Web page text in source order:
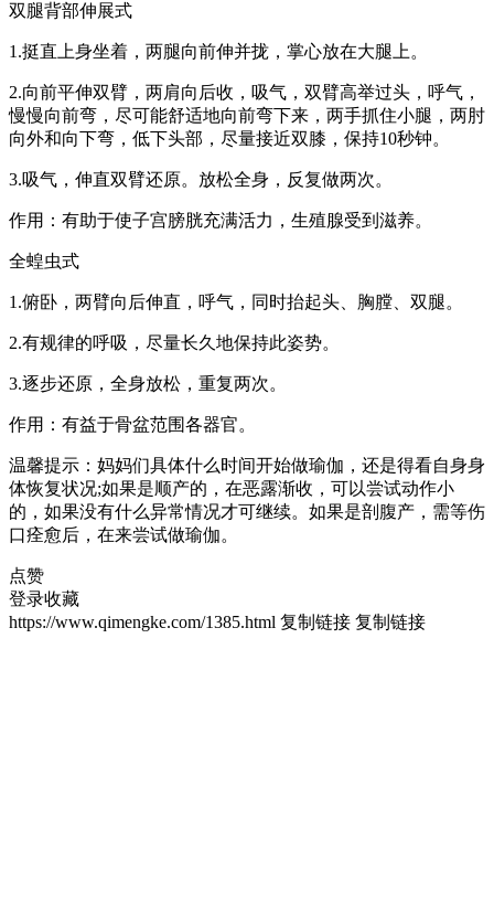
双腿背部伸展式
1.挺直上身坐着，两腿向前伸并拢，掌心放在大腿上。
2.向前平伸双臂，两肩向后收，吸气，双臂高举过头，呼气，
慢慢向前弯，尽可能舒适地向前弯下来，两手抓住小腿，两肘
向外和向下弯，低下头部，尽量接近双膝，保持10秒钟。
3.吸气，伸直双臂还原。放松全身，反复做两次。
作用：有助于使子宫膀胱充满活力，生殖腺受到滋养。
全蝗虫式
1.俯卧，两臂向后伸直，呼气，同时抬起头、胸膛、双腿。
2.有规律的呼吸，尽量长久地保持此姿势。
3.逐步还原，全身放松，重复两次。
作用：有益于骨盆范围各器官。
温馨提示：妈妈们具体什么时间开始做瑜伽，还是得看自身身
体恢复状况;如果是顺产的，在恶露渐收，可以尝试动作小
的，如果没有什么异常情况才可继续。如果是剖腹产，需等伤
口痊愈后，在来尝试做瑜伽。
点赞
登录收藏
https://www.qimengke.com/1385.html 复制链接 复制链接